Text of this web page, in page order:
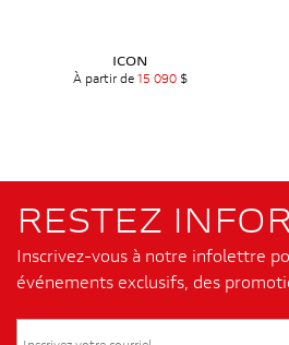
ICON
À partir de 15 090$
RESTEZ
Inscrivez-vous à notre infolettre
événements exclusifs, des